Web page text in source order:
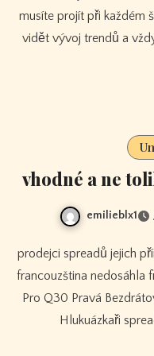
musíte projít při každém
vidět vývoj trendů a
vhodné a ne
emilieblx1
prodejci spreadů jejich přímého indexu by mohli namítnout, že
francouzština nedosáhla
Pro Q30 Pravá
Hlukuázkaři